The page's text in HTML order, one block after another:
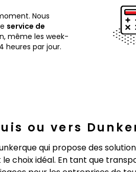
Nous
service de
même les week-
heures par jour.
ou vers
qui propose des
le choix idéal. En tant que